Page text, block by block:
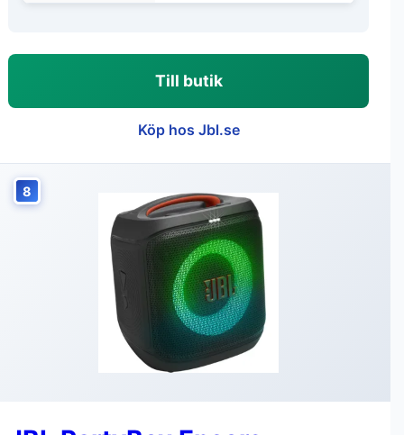
Till butik
Köp hos Jbl.se
8